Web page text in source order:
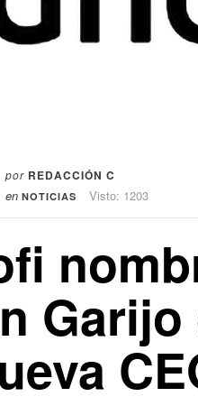
por REDACCIÓN C
en NOTICIAS Visto: 1203